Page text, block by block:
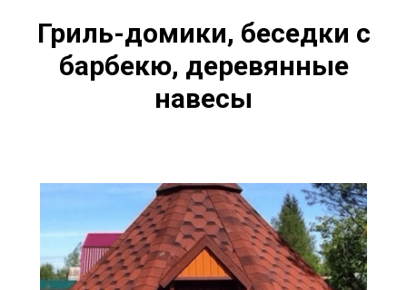
Гриль-домики, беседки с
барбекю, деревянные
навесы